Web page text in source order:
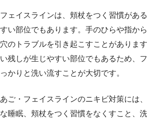
フェイスラインは、頬杖をつく習慣があ
すい部位でもあります。手のひらや指か
穴のトラブルを引き起こすことがありま
い残しが生じやすい部位でもあるため、
っかりと洗い流すことが大切です。
あご・フェイスラインのニキビ対策には
な睡眠、頬杖をつく習慣をなくすこと、